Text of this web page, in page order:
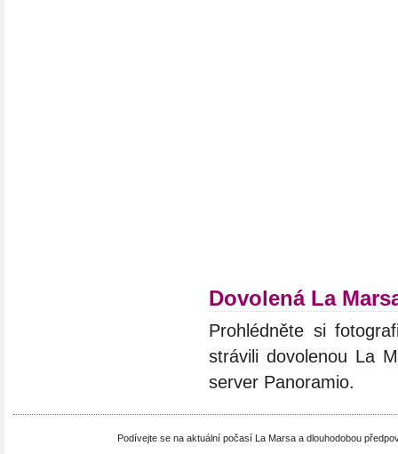
Dovolená La
Prohlédněte si
strávili dovolenou La
server Panoramio.
Podívejte se na aktuální počasí La Marsa a dlouhodobou